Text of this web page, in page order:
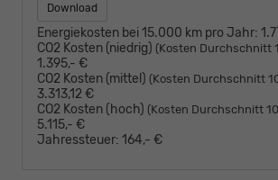
Download
Energiekosten bei 15.000 km pro Jahr:
CO2 Kosten (niedrig) (Kosten Durchschnitt
1.395,- €
CO2 Kosten (mittel) (Kosten Durchschnitt
3.313,12 €
CO2 Kosten (hoch) (Kosten Durchschnitt
5.115,- €
Jahressteuer: 164,- €